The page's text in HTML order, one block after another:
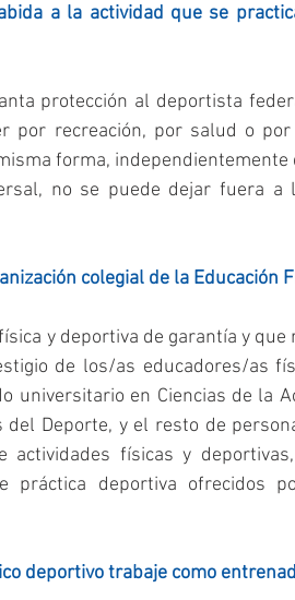
a la actividad que se
protección al deportista
por recreación, por salud o
forma, independientemente
no se puede dejar fuera a
colegial de la Educación
y deportiva de garantía y
de los/as educadores/as
universitario en Ciencias de la
del Deporte, y el resto de
físicas y
práctica deportiva ofrecidos
deportivo trabaje como